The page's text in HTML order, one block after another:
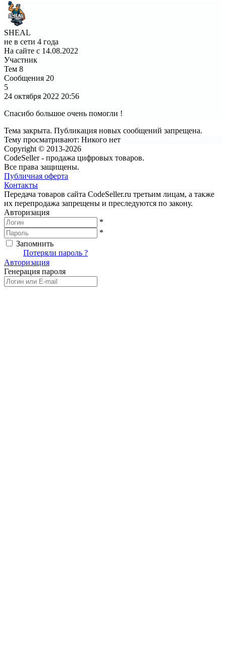
SHEAL
не в сети 4 года
На сайте с 14.08.2022
Участник
Тем 8
Сообщения 20
5
24 октября 2022 20:56
Спасибо большое очень помогли !
Тема закрыта. Публикация новых сообщений запрещена.
Тему просматривают: Никого нет
Copyright © 2013-2026
CodeSeller - продажа цифровых товаров.
Все права защищены.
Публичная оферта
Контакты
Передача товаров сайта CodeSeller.ru третьим лицам, а также
их перепродажа запрещены и преследуются по закону.
Авторизация
*
*
Запомнить
Потеряли пароль ?
Авторизация
Генерация пароля